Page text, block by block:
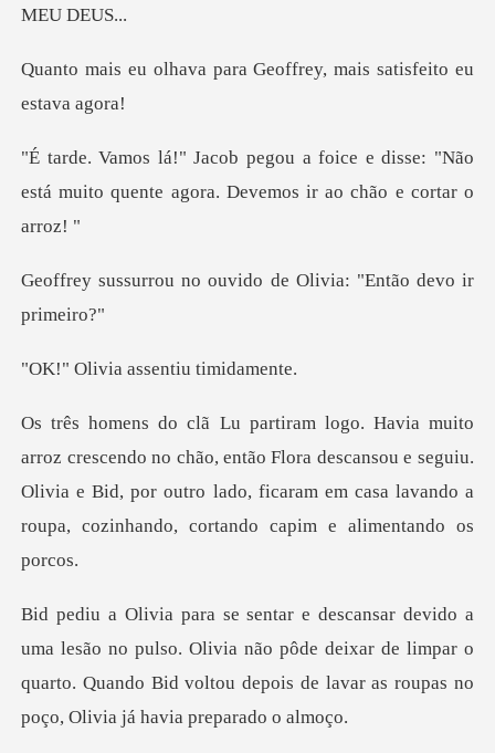
DEUS
ara Geoffrey, mais sati
e e disse: "Não
está muito quente agora
ouvido de Olivia: "E
a assentiu
o, então Flora descansou e seguiu.
Olivia e Bid, por outro lado, ficaram e
ulso. Olivia não pôde deixar de limpar o
quarto. Quando Bid voltou de